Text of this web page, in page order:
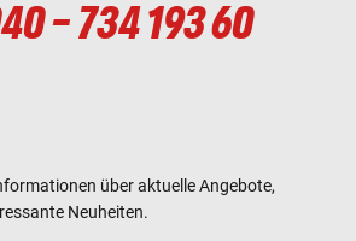
- 734 193 60
über aktuelle Angebote,
Neuheiten.